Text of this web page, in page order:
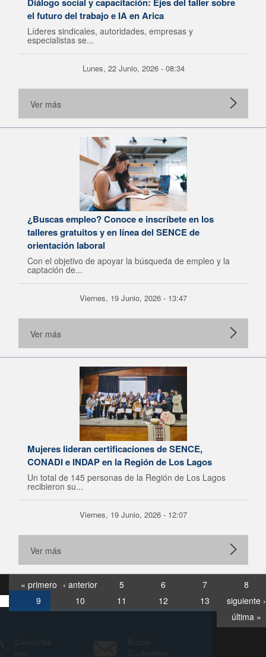
el futuro del trabajo e IA en Arica
Líderes sindicales, autoridades, empresas y
especialistas se...
Lunes, 22 Junio, 2026 - 08:34
Ver más
¿Buscas empleo? Conoce e inscríbete en los
talleres gratuitos y en línea del SENCE de
orientación laboral
Con el objetivo de apoyar la búsqueda de empleo y la
captación de...
Viernes, 19 Junio, 2026 - 13:47
Ver más
Mujeres lideran certificaciones de SENCE,
CONADI e INDAP en la Región de Los Lagos
Un total de 145 personas de la Región de Los Lagos
recibieron su...
Viernes, 19 Junio, 2026 - 12:07
Ver más
« primero ‹ anterior 5 6 7
8
9
10 11 12 13
siguiente ›
última »